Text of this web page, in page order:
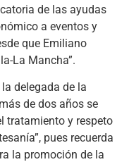
de las ayudas
a eventos y
que Emiliano
La Mancha”.
delegada de la
de dos años se
tratamiento y respeto
pues recuerda
la promoción de la